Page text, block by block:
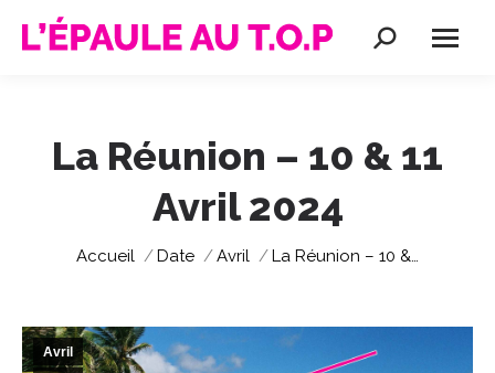
Recherche
La Réunion – 10 & 11
Avril 2024
Vous êtes ici :
Accueil Date Avril La Réunion – 10 &…
Avril